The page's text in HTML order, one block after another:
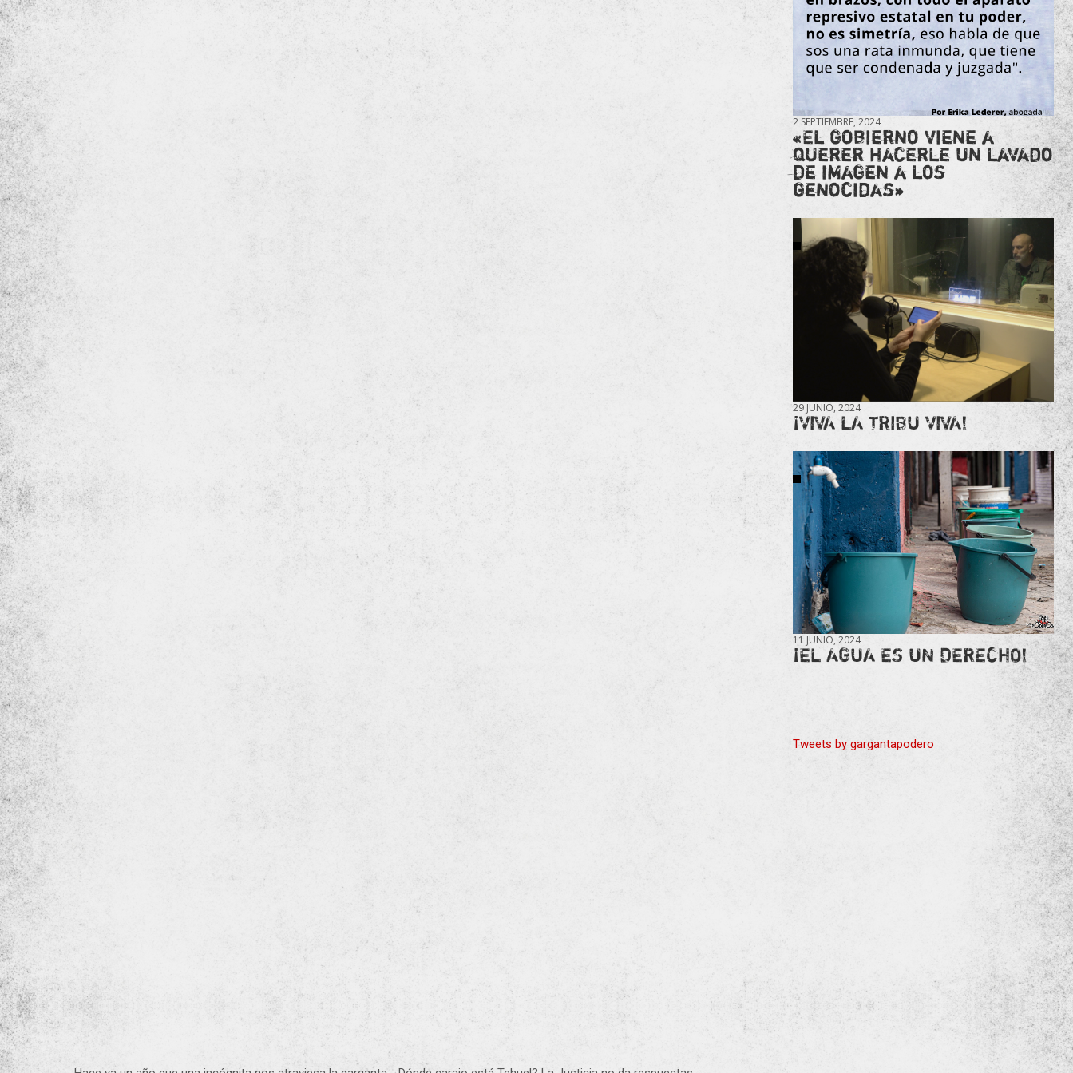
2 SEPTIEMBRE, 2024
«El gobierno viene a
querer hacerle un lavado
de imagen a los
genocidas»
29 JUNIO, 2024
¡VIVA LA TRIBU VIVA!
11 JUNIO, 2024
¡EL AGUA ES UN DERECHO!
Tweets by gargantapodero